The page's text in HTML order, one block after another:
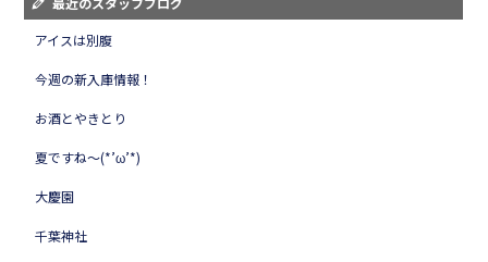
アイスは別腹
今週の新入庫情報！
お酒とやきとり
夏ですね～(*’ω’*)
大慶園
千葉神社